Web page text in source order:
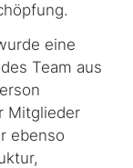
eine
Team aus
Mitglieder
ebenso